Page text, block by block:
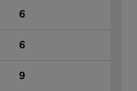
6
6
9